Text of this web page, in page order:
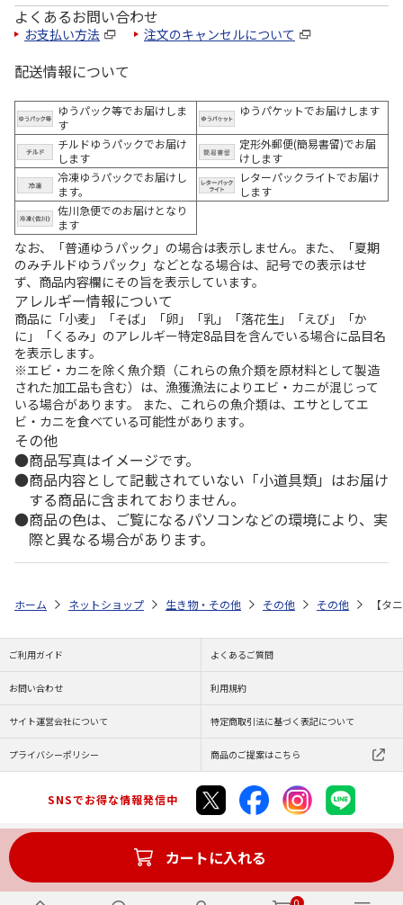
よくあるお問い合わせ
お支払い方法 注文のキャンセルについて
配送情報について
ゆうパック等でお届けしま
す
ゆうパケットでお届けします
チルドゆうパックでお届け
します
定形外郵便(簡易書留)でお届
けします
冷凍ゆうパックでお届けし
ます。
レターパックライトでお届け
します
佐川急便でのお届けとなり
ます
なお、「普通ゆうパック」の場合は表示しません。また、「夏期
のみチルドゆうパック」などとなる場合は、記号での表示はせ
ず、商品内容欄にその旨を表示しています。
アレルギー情報について
商品に「小麦」「そば」「卵」「乳」「落花生」「えび」「か
に」「くるみ」のアレルギー特定8品目を含んでいる場合に品目名
を表示します。
※エビ・カニを除く魚介類（これらの魚介類を原材料として製造
された加工品も含む）は、漁獲漁法によりエビ・カニが混じって
いる場合があります。 また、これらの魚介類は、エサとしてエ
ビ・カニを食べている可能性があります。
その他
商品写真はイメージです。
商品内容として記載されていない「小道具類」はお届け
する商品に含まれておりません。
商品の色は、ご覧になるパソコンなどの環境により、実
際と異なる場合があります。
カートに入れる
ホーム ネットショップ 生き物・その他 その他 その他 【タ
ご利用ガイド よくあるご質問
お問い合わせ 利用規約
サイト運営会社について 特定商取引法に基づく表記について
プライバシーポリシー 商品のご提案はこちら
SNSでお得な情報発信中